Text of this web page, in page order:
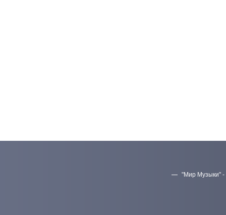
"Мир Музыки" -